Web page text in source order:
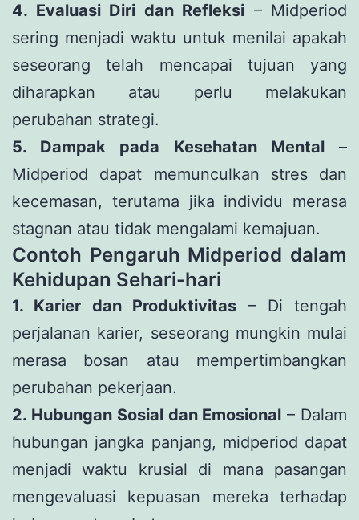
4. Evaluasi Diri dan Refleksi – Midperiod
sering menjadi waktu untuk menilai apakah
seseorang telah mencapai tujuan yang
diharapkan atau perlu melakukan
perubahan strategi.
5. Dampak pada Kesehatan Mental–
Midperiod dapat memunculkan stres dan
kecemasan, terutama jika individu merasa
stagnan atau tidak mengalami kemajuan.
Contoh Pengaruh Midperiod dalam
Kehidupan Sehari-hari
1. Karier dan Produktivitas – Di tengah
perjalanan karier, seseorang mungkin mulai
merasa bosan atau mempertimbangkan
perubahan pekerjaan.
2. Hubungan Sosial dan Emosional – Dalam
hubungan jangka panjang, midperiod dapat
menjadi waktu krusial di mana pasangan
mengevaluasi kepuasan mereka terhadap